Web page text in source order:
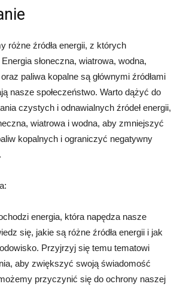
różne źródła energii, z których
słoneczna, wiatrowa, wodna,
paliwa kopalne są głównymi źródłami
nasze społeczeństwo. Warto dążyć do
czystych i odnawialnych źródeł energii,
wiatrowa i wodna, aby zmniejszyć
kopalnych i ograniczyć negatywny
energia, która napędza nasze
się, jakie są różne źródła energii i jak
Przyjrzyj się temu tematowi
aby zwiększyć swoją świadomość
przyczynić się do ochrony naszej